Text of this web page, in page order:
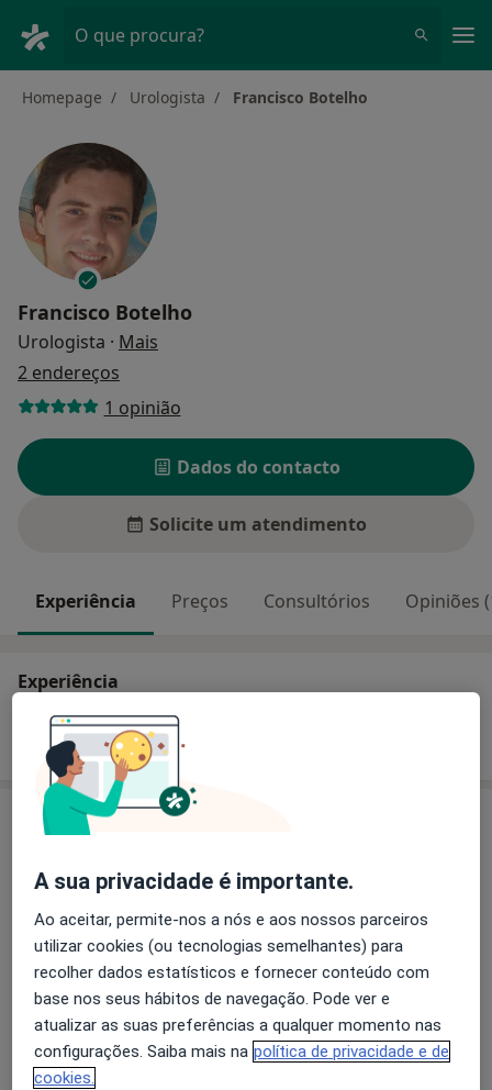
O que procura?
Homepage Urologista Francisco Botelho
Francisco Botelho
Urologista · Mais
2 endereços
1 opinião
Dados do contacto
Solicite um atendimento
Experiência Preços Consultórios Opiniões
Experiência
Mostrar mais detalhes
Serviços e preços
Detalhes
Ecografia dos rins, bexiga e próstata
Detalhes
Postectomia (Circuncisão)
Detalhes
A sua privacidade é importante.
Ao aceitar, permite-nos a nós e aos nossos parceiros
utilizar cookies (ou tecnologias semelhantes) para
recolher dados estatísticos e fornecer conteúdo com
base nos seus hábitos de navegação. Pode ver e
atualizar as suas preferências a qualquer momento nas
configurações. Saiba mais na política de privacidade e de
cookies.